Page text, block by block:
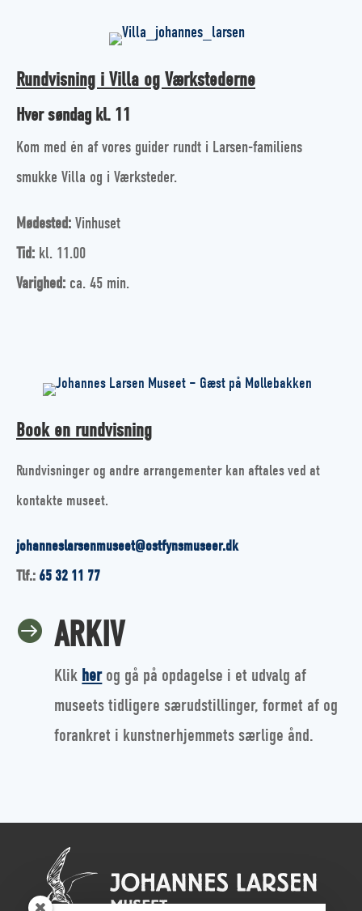
Rundvisning i Villa og Værkstederne
Hver søndag kl. 11
Kom med én af vores guider rundt i Larsen-familiens
smukke Villa og i Værksteder.
Mødested: Vinhuset
Tid: kl. 11.00
Varighed: ca. 45 min.
Book en rundvisning
Rundvisninger og andre arrangementer kan aftales ved at
kontakte museet.
johanneslarsenmuseet@ostfynsmuseer.dk
Tlf.: 65 32 11 77
 ARKIV
Klik herog gå på opdagelse i et udvalg af
museets tidligere særudstillinger, formet af og
forankret i kunstnerhjemmets særlige ånd.